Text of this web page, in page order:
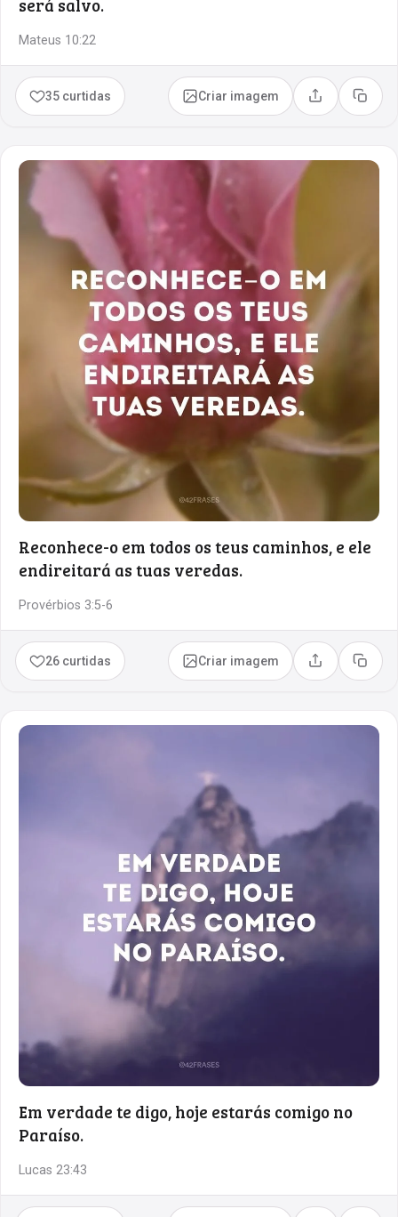
será salvo.
Mateus 10:22
35 curtidas Criar imagem Compartilhar
Copiar
Reconhece-o em todos os teus caminhos, e ele
endireitará as tuas veredas.
Provérbios 3:5-6
26 curtidas Criar imagem Compartilhar
Copiar
Em verdade te digo, hoje estarás comigo no
Paraíso.
Lucas 23:43